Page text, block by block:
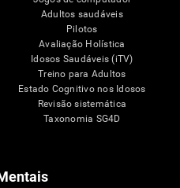
Adultos saudáveis
Pilotos
Avaliação Holística
Idosos Saudáveis (iTV)
Treino para Adultos
Estado Cognitivo nos Idosos
Revisão sistemática
Taxonomia SG4D